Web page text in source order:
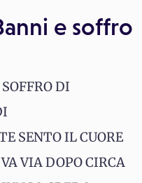
e soffro
DI
SENTO IL CUORE
VIA DOPO CIRCA